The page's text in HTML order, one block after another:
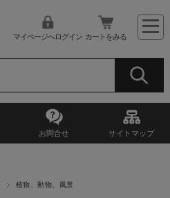
マイページへログイン カートをみる
お問合せ サイトマップ
植物、動物、風景